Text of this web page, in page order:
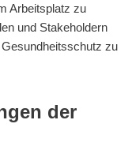
Arbeitsplatz zu
und Stakeholdern
zu
der